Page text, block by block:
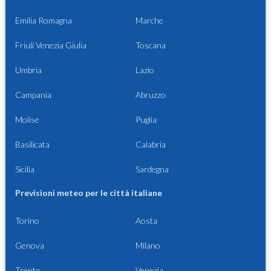
Emilia Romagna Marche
Friuli Venezia Giulia Toscana
Umbria Lazio
Campania Abruzzo
Molise Puglia
Basilicata Calabria
Sicilia Sardegna
Previsioni meteo per le città italiane
Torino Aosta
Genova Milano